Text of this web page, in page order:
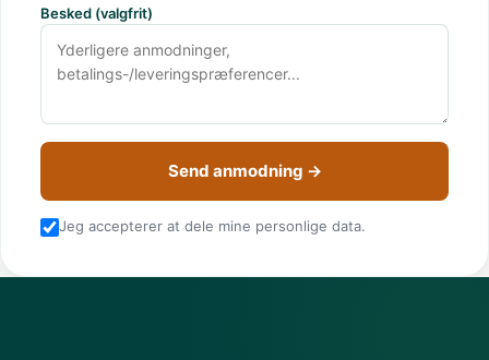
Besked (valgfrit)
Send anmodning →
Jeg accepterer at dele mine personlige data.